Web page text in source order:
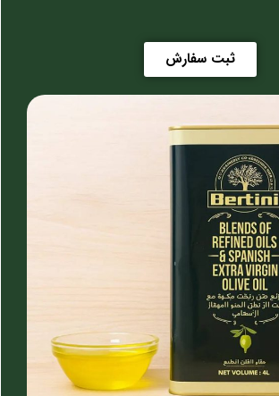
معروف هست به سرکه انگبین بذوری
که دارای ده نوع ترکیب میباشد و یکی از نسخه
نهار و شام یک قاشق غذاخوری در یک لیوان آب
پلاکت پایین خون دارند نخورند و کسانی که
و کسانی که حجم کلیه اشون مادرزادی
باشند.
ثبت سفارش